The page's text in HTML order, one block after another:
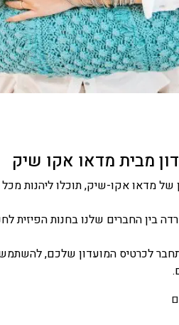
מבית מדאו אקו שיק
של מדאו אקו-שיק, תוכלו ליהנות
בין החברים שלנו בחנות הפיזית
לכרטיס המועדון שלכם,